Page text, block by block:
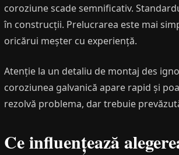
coroziune scade semnificativ.
în construcții. Prelucrarea este mai
oricărui meșter cu experiență.
Atenție la un detaliu de montaj des
coroziunea galvanică apare rapid și
rezolvă problema, dar trebuie
Ce influențează